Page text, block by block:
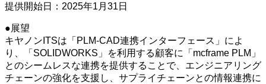
提供開始日：2025年1月31日
●展望
キヤノンITSは「PLM-CAD連携インターフェース」によ
り、「SOLIDWORKS」を利用する顧客に「mcframe PLM」
とのシームレスな連携を提供することで、エンジニアリング
チェーンの強化を支援し、サプライチェーンとの情報連携に